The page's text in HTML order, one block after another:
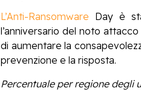
L’Anti-Ransomware Day è
l’anniversario del noto
di aumentare la
prevenzione e la risposta.
Percentuale per regione degli